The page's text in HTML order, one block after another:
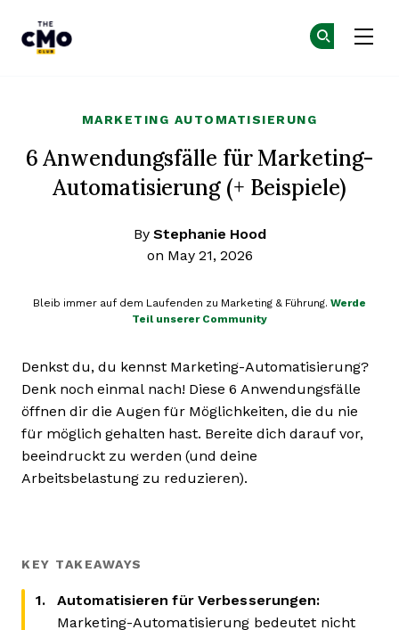
MARKETING AUTOMATISIERUNG
6 Anwendungsfälle für Marketing-
Automatisierung (+ Beispiele)
By Stephanie Hood
on May 21, 2026
Bleib immer auf dem Laufenden zu Marketing & Führung. Werde
Teil unserer Community
Denkst du, du kennst Marketing-Automatisierung?
Denk noch einmal nach! Diese 6 Anwendungsfälle
öffnen dir die Augen für Möglichkeiten, die du nie
für möglich gehalten hast. Bereite dich darauf vor,
beeindruckt zu werden (und deine
Arbeitsbelastung zu reduzieren).
KEY TAKEAWAYS
Automatisieren für Verbesserungen:
Marketing-Automatisierung bedeutet nicht